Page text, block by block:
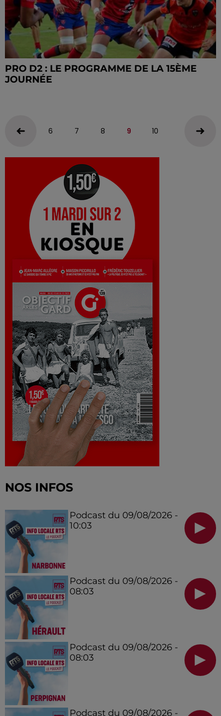
PRO D2 : LE PROGRAMME DE LA 15ÈME
JOURNÉE
6 7 8 9 10
NOS INFOS
Podcast du 09/08/2026 -
10:03
Podcast du 09/08/2026 -
08:03
Podcast du 09/08/2026 -
08:03
Podcast du 09/08/2026 -